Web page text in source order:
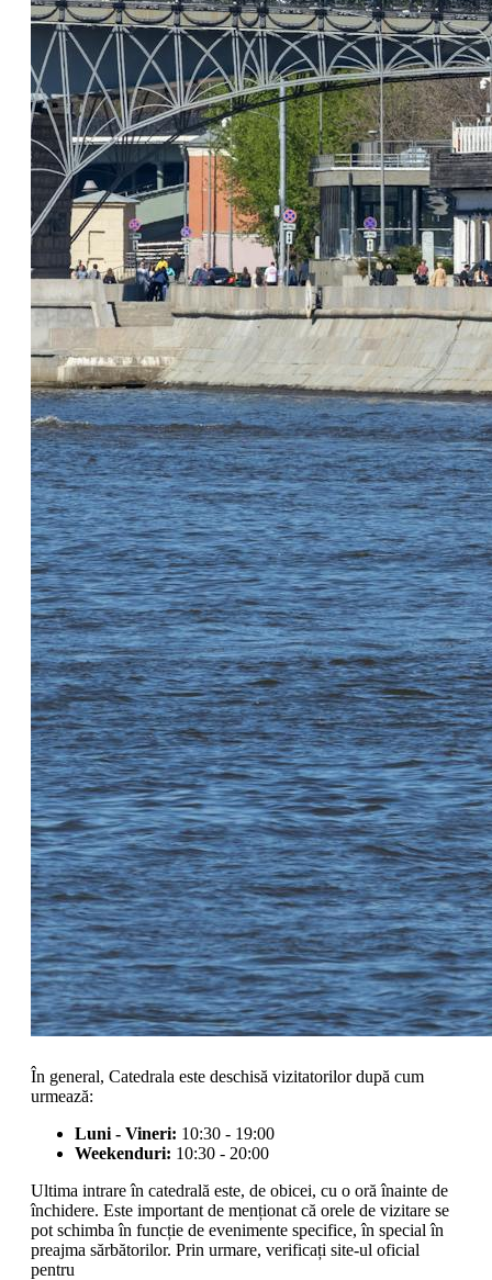
În general, Catedrala este deschisă vizitatorilor după cum
urmează:
Luni - Vineri: 10:30 - 19:00
Weekenduri: 10:30 - 20:00
Ultima intrare în catedrală este, de obicei, cu o oră înainte de
închidere. Este important de menționat că orele de vizitare se
pot schimba în funcție de evenimente specifice, în special în
preajma sărbătorilor. Prin urmare, verificați site-ul oficial
pentru